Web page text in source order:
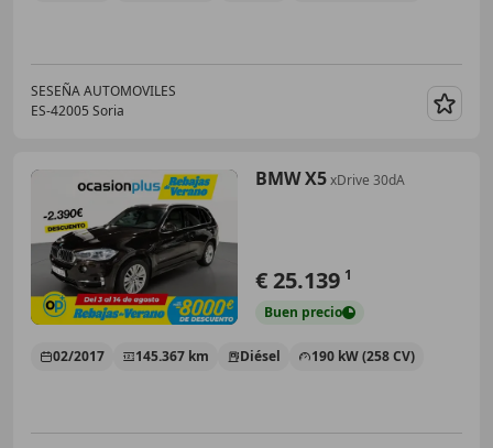
SESEÑA AUTOMOVILES
ES-42005 Soria
BMW X5xDrive 30dA
€ 25.139 1
Buen precio
02/2017 145.367 km Diésel 190 kW (258 CV)